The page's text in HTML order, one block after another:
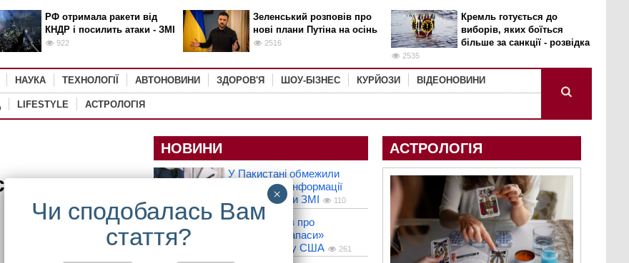
РФ отримала ракети від
КНДР і посилить атаки - ЗМІ
922
Зеленський розповів про
нові плани Путіна на осінь
2516
Кремль готується до
виборів, яких боїться
більше за санкції - розвідка
2535
НАУКА ТЕХНОЛОГІЇ АВТОНОВИНИ ЗДОРОВ'Я ШОУ-БІЗНЕС КУРЙОЗИ ВІДЕОНОВИНИ
LIFESTYLE АСТРОЛОГІЯ
UK
НОВИНИ
У Пакистані обмежили
висвітлення інформації
міжнародними ЗМІ
110
Трамп заявив про
«величезні запаси»
боєприпасів у США
261
АСТРОЛОГІЯ